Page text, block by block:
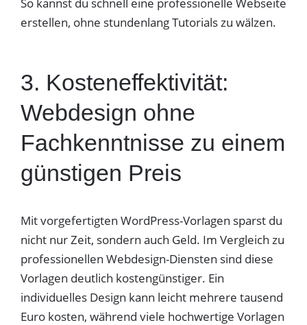
erstellen, ohne stundenlang Tutorials zu wälzen.
3. Kosteneffektivität:
Webdesign ohne
Fachkenntnisse zu einem
günstigen Preis
Mit vorgefertigten WordPress-Vorlagen sparst du
nicht nur Zeit, sondern auch Geld. Im Vergleich zu
professionellen Webdesign-Diensten sind diese
Vorlagen deutlich kostengünstiger. Ein
individuelles Design kann leicht mehrere tausend
Euro kosten, während viele hochwertige Vorlagen